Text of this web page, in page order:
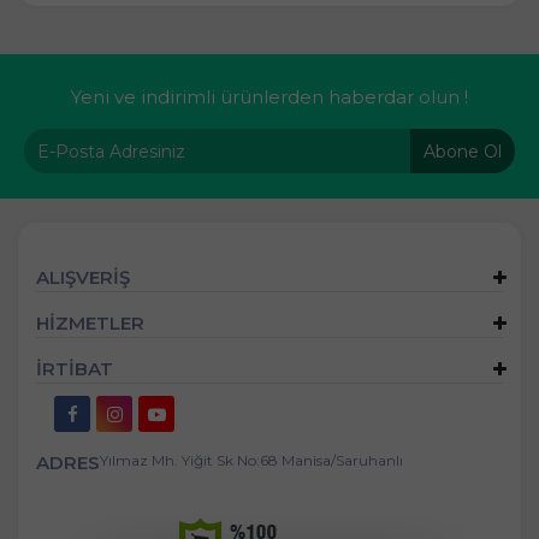
Yeni ve indirimli ürünlerden haberdar olun !
Abone Ol
ALIŞVERİŞ
HİZMETLER
İRTİBAT
ADRESYılmaz Mh. Yiğit Sk No:68 Manisa/Saruhanlı